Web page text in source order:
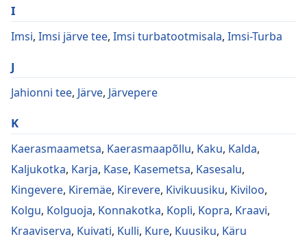
I
Imsi, Imsi järve tee, Imsi turbatootmisala, Imsi-Turba
J
Jahionni tee, Järve, Järvepere
K
Kaerasmaametsa, Kaerasmaapõllu, Kaku, Kalda,
Kaljukotka, Karja, Kase, Kasemetsa, Kasesalu,
Kingevere, Kiremäe, Kirevere, Kivikuusiku, Kiviloo,
Kolgu, Kolguoja, Konnakotka, Kopli, Kopra, Kraavi,
Kraaviserva, Kuivati, Kulli, Kure, Kuusiku, Käru